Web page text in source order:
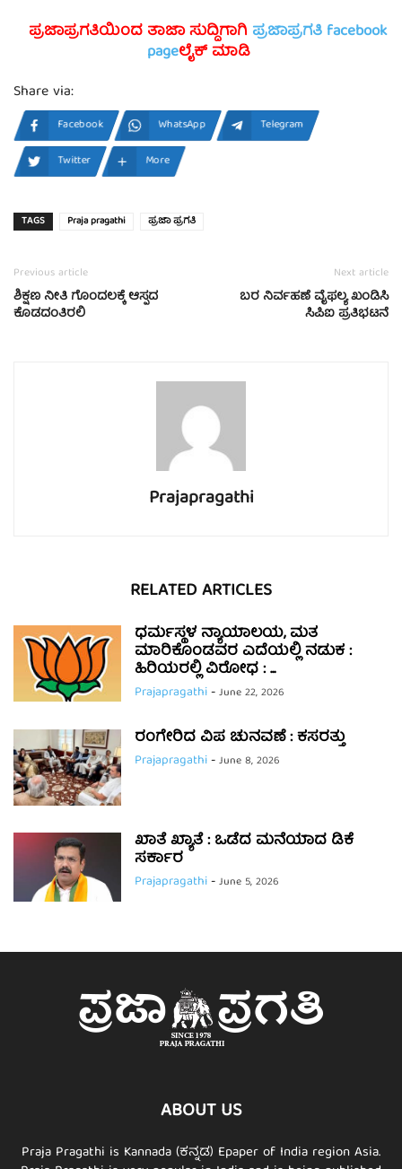
ಪ್ರಜಾಪ್ರಗತಿಯಿಂದ ತಾಜಾ ಸುದ್ದಿಗಾಗಿ ಪ್ರಜಾಪ್ರಗತಿ facebook
pageಲೈಕ್ ಮಾಡಿ
Share via:
Facebook WhatsApp
Telegram
Twitter
More
TAGS Praja pragathi ಪ್ರಜಾ ಪ್ರಗತಿ
Previous article
ಶಿಕ್ಷಣ ನೀತಿ ಗೊಂದಲಕ್ಕೆ ಆಸ್ಪದ
ಕೊಡದಂತಿರಲಿ
Next article
ಬರ ನಿರ್ವಹಣೆ ವೈಫಲ್ಯ ಖಂಡಿಸಿ
ಸಿಪಿಐ ಪ್ರತಿಭಟನೆ
Prajapragathi
RELATED ARTICLES
ಧರ್ಮಸ್ಥಳ ನ್ಯಾಯಾಲಯ, ಮತ
ಮಾರಿಕೊಂಡವರ ಎದೆಯಲ್ಲಿ ನಡುಕ :
ಹಿರಿಯರಲ್ಲಿ ವಿರೋಧ : ...
Prajapragathi-June 22, 2026
ರಂಗೇರಿದ ವಿಪ ಚುನವಣೆ : ಕಸರತ್ತು
Prajapragathi-June 8, 2026
ಖಾತೆ ಖ್ಯಾತೆ : ಒಡೆದ ಮನೆಯಾದ ಡಿಕೆ
ಸರ್ಕಾರ
Prajapragathi-June 5, 2026
ABOUT US
Praja Pragathi is Kannada (ಕನ್ನಡ) Epaper of India region Asia.